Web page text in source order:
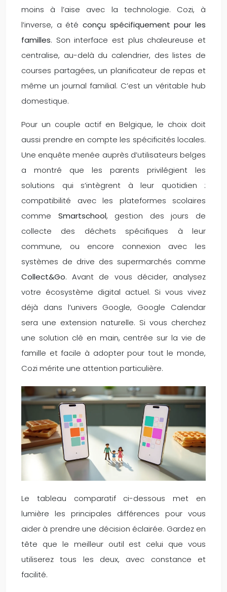
moins à l’aise avec la technologie. Cozi, à
l’inverse, a été conçu spécifiquement pour les
familles. Son interface est plus chaleureuse et
centralise, au-delà du calendrier, des listes de
courses partagées, un planificateur de repas et
même un journal familial. C’est un véritable hub
domestique.
Pour un couple actif en Belgique, le choix doit
aussi prendre en compte les spécificités locales.
Une enquête menée auprès d’utilisateurs belges
a montré que les parents privilégient les
solutions qui s’intègrent à leur quotidien :
compatibilité avec les plateformes scolaires
comme Smartschool, gestion des jours de
collecte des déchets spécifiques à leur
commune, ou encore connexion avec les
systèmes de drive des supermarchés comme
Collect&Go. Avant de vous décider, analysez
votre écosystème digital actuel. Si vous vivez
déjà dans l’univers Google, Google Calendar
sera une extension naturelle. Si vous cherchez
une solution clé en main, centrée sur la vie de
famille et facile à adopter pour tout le monde,
Cozi mérite une attention particulière.
Le tableau comparatif ci-dessous met en
lumière les principales différences pour vous
aider à prendre une décision éclairée. Gardez en
tête que le meilleur outil est celui que vous
utiliserez tous les deux, avec constance et
facilité.